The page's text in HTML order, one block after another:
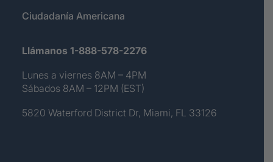
Ciudadanía Americana
Llámanos 1-888-578-2276
Lunes a viernes 8AM – 4PM
Sábados 8AM – 12PM (EST)
5820 Waterford District Dr, Miami, FL 33126